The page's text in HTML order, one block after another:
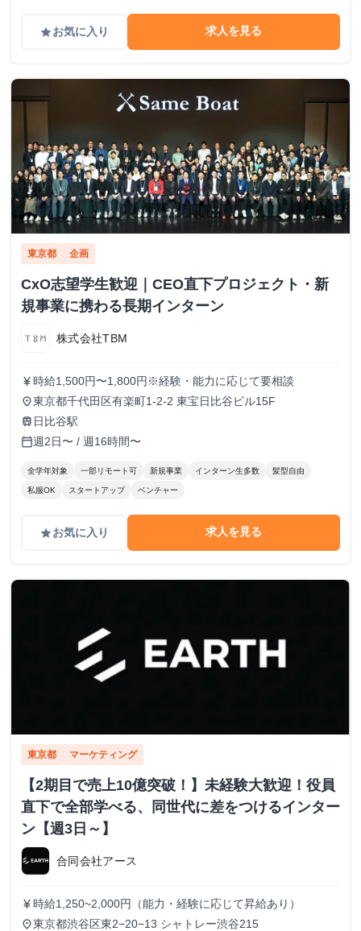
gradeお気に入り 求人を見る
東京都 企画
CxO志望学生歓迎｜CEO直下プロジェクト・新
規事業に携わる長期インターン
株式会社TBM
currency_yen 時給1,500円〜1,800円※経験・能力に応じて要相談
place東京都千代田区有楽町1-2-2 東宝日比谷ビル15F
train 日比谷駅
calendar_today週2日〜 / 週16時間〜
全学年対象 一部リモート可 新規事業 インターン生多数 髪型自由
私服OK スタートアップ ベンチャー
gradeお気に入り 求人を見る
東京都 マーケティング
【2期目で売上10億突破！】未経験大歓迎！役員
直下で全部学べる、同世代に差をつけるインター
ン【週3日～】
合同会社アース
currency_yen 時給1,250~2,000円（能力・経験に応じて昇給あり）
place東京都渋谷区東2−20−13 シャトレー渋谷215